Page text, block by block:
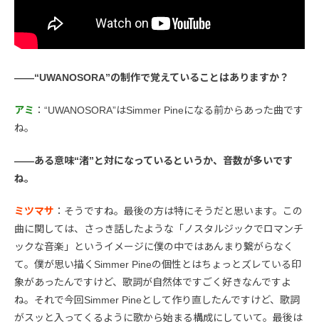
――“UWANOSORA”の制作で覚えていることはありますか？
アミ ：“UWANOSORA”はSimmer Pineになる前からあった曲です
ね。
――ある意味“渚”と対になっているというか、音数が多いです
ね。
ミツマサ ：そうですね。最後の方は特にそうだと思います。この
曲に関しては、さっき話したような「ノスタルジックでロマンチ
ックな音楽」というイメージに僕の中ではあんまり繋がらなく
て。僕が思い描くSimmer Pineの個性とはちょっとズレている印
象があったんですけど、歌詞が自然体ですごく好きなんですよ
ね。それで今回Simmer Pineとして作り直したんですけど、歌詞
がスッと入ってくるように歌から始まる構成にしていて。最後は